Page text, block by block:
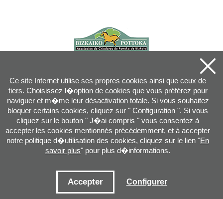
info@pottoka.info
Conditions d'Utilisation-Politique de Privacité-Politique des Cookies
Ce site Internet utilise ses propres cookies ainsi que ceux de
tiers. Choisissez l�option de cookies que vous préférez pour
naviguer et m�me leur désactivation totale. Si vous souhaitez
bloquer certains cookies, cliquez sur " Configuration ". Si vous
cliquez sur le bouton " J�ai compris " vous consentez à
accepter les cookies mentionnés précédemment, et à accepter
notre politique d�utilisation des cookies, cliquez sur le lien "En
savoir plus" pour plus d�informations.
Accepter Configurer